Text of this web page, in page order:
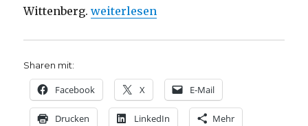
Wittenberg.„Reformation in Bild und Text,
weiterlesen
Sharen mit:
Facebook X E-Mail
Drucken LinkedIn Mehr